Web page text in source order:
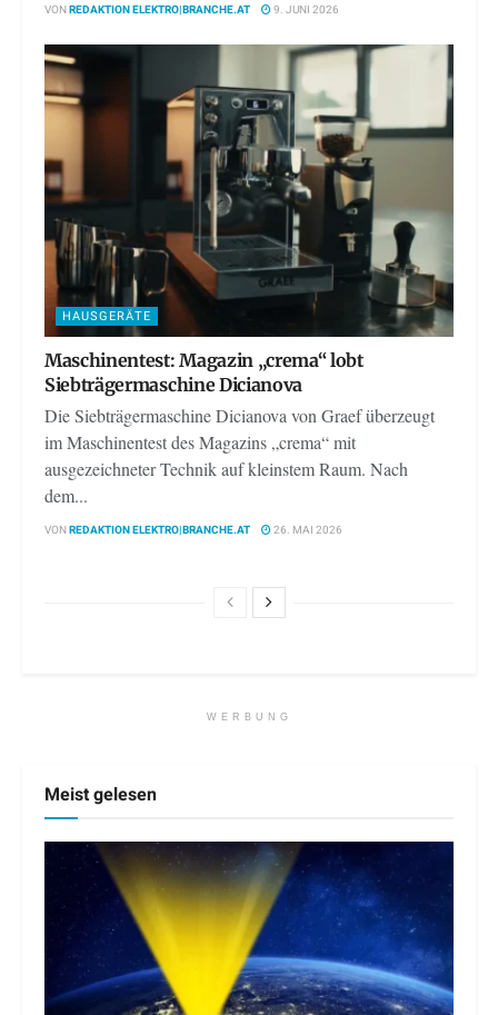
VONREDAKTION ELEKTRO|BRANCHE.AT 9. JUNI 2026
HAUSGERÄTE
Maschinentest: Magazin „crema“ lobt
Siebträgermaschine Dicianova
Die Siebträgermaschine Dicianova von Graef überzeugt
im Maschinentest des Magazins „crema“ mit
ausgezeichneter Technik auf kleinstem Raum. Nach
dem...
VONREDAKTION ELEKTRO|BRANCHE.AT 26. MAI 2026
WERBUNG
Meist gelesen